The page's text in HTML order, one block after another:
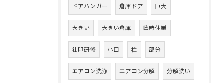
ドアハンガー 倉庫ドア 巨大
大きい 大きい倉庫 臨時休業
社印研修 小口 柱 部分
エアコン洗浄 エアコン分解 分解洗い